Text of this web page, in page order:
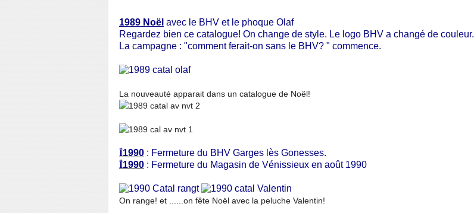
1989 Noël avec le BHV et le phoque Olaf
Regardez bien ce catalogue! On change de style. Le logo BHV a changé de couleur.
La campagne : "comment ferait-on sans le BHV? " commence.
La nouveauté apparait dans un catalogue de Noël!
Ï1990 : Fermeture du BHV Garges lès Gonesses.
Ï1990 : Fermeture du Magasin de Vénissieux en août 1990
On range! et ......on fête Noël avec la peluche Valentin!